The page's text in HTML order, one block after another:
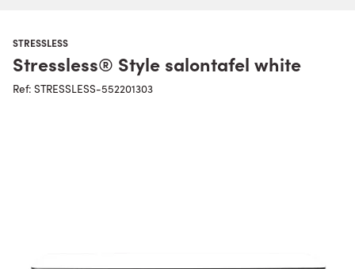
STRESSLESS
Stressless® Style salontafel white
Ref: STRESSLESS-552201303